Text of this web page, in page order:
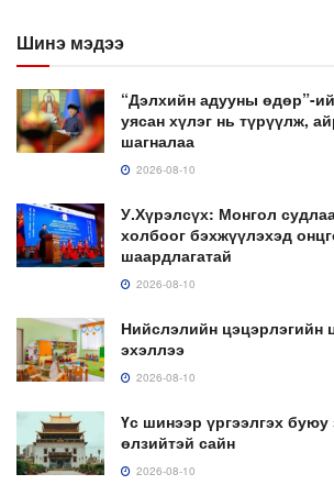
Шинэ мэдээ
“Дэлхийн адууны өдөр”-
уясан хүлэг нь түрүүлж,
шагналаа
2026-08-10
У.Хүрэлсүх: Монгол
холбоог бэхжүүлэхэд
шаардлагатай
2026-08-10
Нийслэлийн цэцэрлэгийн
эхэллээ
2026-08-10
Үс шинээр үргээлгэх буюу
өлзийтэй сайн
2026-08-10